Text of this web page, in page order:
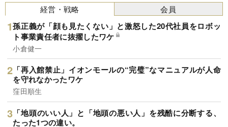
経営・戦略
孫正義が「顔も見たくない」と激怒した20代社員をロボッ
ト事業責任者に抜擢したワケ
小倉健一
「再入館禁止」イオンモールの“完璧”なマニュアルが人命
を守れなかったワケ
窪田順生
「地頭のいい人」と「地頭の悪い人」を残酷に分断する、
たった1つの違い。
会員